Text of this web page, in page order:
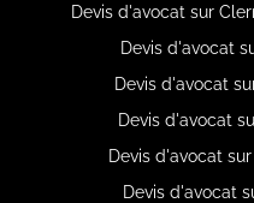
Devis d'avocat sur
Devis d'avocat
Devis d'avocat
Devis d'avocat
Devis d'avocat
Devis d'avocat